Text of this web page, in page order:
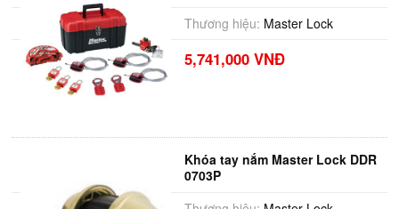
Thương hiệu: Master Lock
5,741,000 VNĐ
Khóa tay nắm Master Lock DDR
0703P